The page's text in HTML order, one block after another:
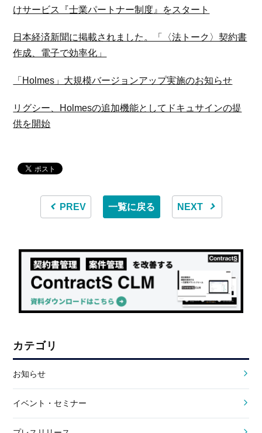
けサービス『士業パートナー制度』をスタート
日本経済新聞に掲載されました。「〈法トーク〉契約書
作成、電子で効率化」
「Holmes」大規模バージョンアップ実施のお知らせ
リグシー、Holmesの追加機能としてドキュサインの提
供を開始
PREV 一覧に戻る NEXT
カテゴリ
お知らせ
イベント・セミナー